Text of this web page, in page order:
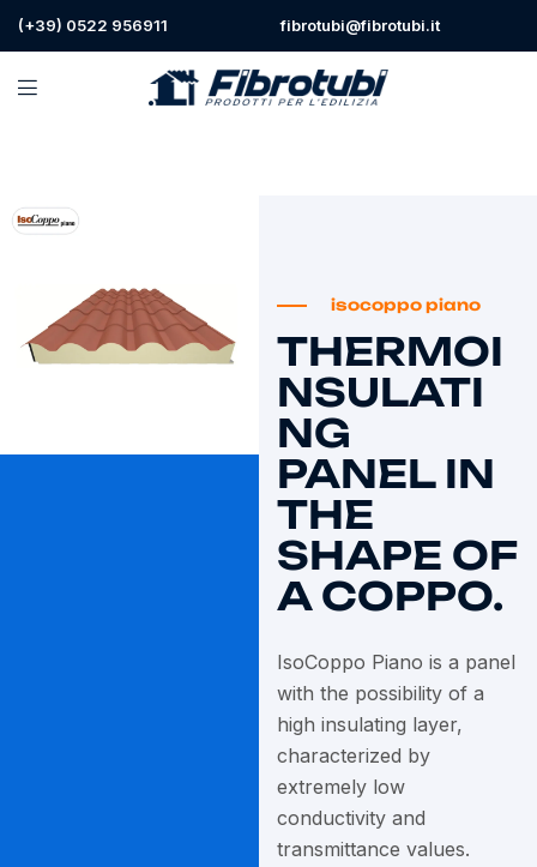
(+39) 0522 956911 fibrotubi@fibrotubi.it
isocoppo piano
THERMOI
NSULATI
NG
PANEL IN
THE
SHAPE OF
A COPPO.
IsoCoppo Piano is a panel
with the possibility of a
high insulating layer,
characterized by
extremely low
conductivity and
transmittance values.